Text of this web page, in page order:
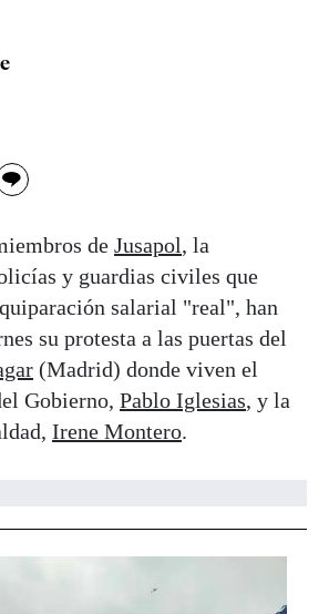
de Jusapol, la
y guardias civiles que
salarial "real", han
su protesta a las puertas del
(Madrid) donde viven el
Gobierno, Pablo Iglesias, y la
Irene Montero.